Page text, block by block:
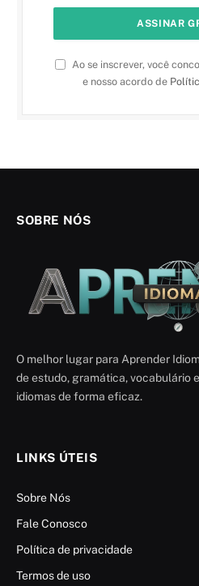
Ao se inscrever, você
e nosso acordo de
SOBRE NÓS
O melhor lugar para Aprender
de estudo, gramática, vocabulário
idiomas de forma eficaz.
LINKS ÚTEIS
Sobre Nós
Fale Conosco
Política de privacidade
Termos de uso